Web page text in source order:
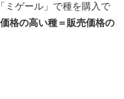
ミゲール」で種を購入で
格の高い種＝販売価格の